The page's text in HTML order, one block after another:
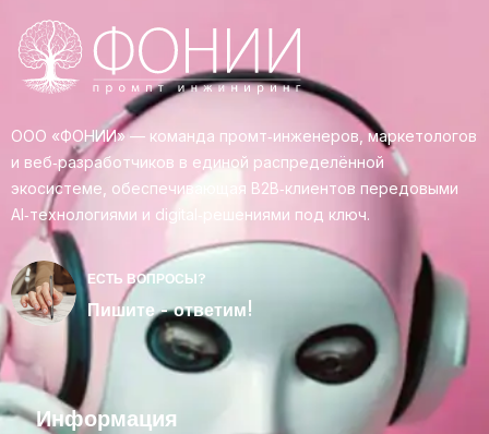
ООО «ФОНИИ» — команда промт‑инженеров, маркетологов
и веб‑разработчиков в единой распределённой
экосистеме, обеспечивающая B2B‑клиентов передовыми
AI‑технологиями и digital‑решениями под ключ.
ЕСТЬ ВОПРОСЫ?
Пишите - ответим!
Информация